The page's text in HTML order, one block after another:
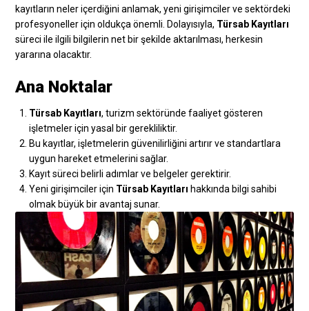
kayıtların neler içerdiğini anlamak, yeni girişimciler ve sektördeki
profesyoneller için oldukça önemli. Dolayısıyla, Türsab Kayıtları
süreci ile ilgili bilgilerin net bir şekilde aktarılması, herkesin
yararına olacaktır.
Ana Noktalar
Türsab Kayıtları, turizm sektöründe faaliyet gösteren
işletmeler için yasal bir gerekliliktir.
Bu kayıtlar, işletmelerin güvenilirliğini artırır ve standartlara
uygun hareket etmelerini sağlar.
Kayıt süreci belirli adımlar ve belgeler gerektirir.
Yeni girişimciler için Türsab Kayıtları hakkında bilgi sahibi
olmak büyük bir avantaj sunar.